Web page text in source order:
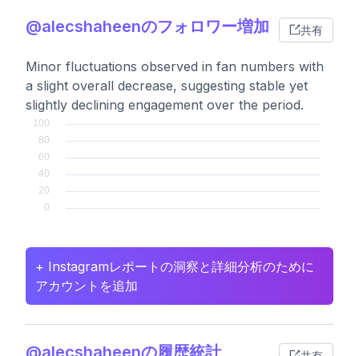
@alecshaheenのフォロワー増加 共有
Minor fluctuations observed in fan numbers with
a slight overall decrease, suggesting stable yet
slightly declining engagement over the period.
+ Instagramレポートの洞察と詳細分析のために
アカウントを追加
@alecshaheenの履歴統計